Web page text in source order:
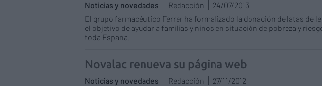
Noticias y novedades Redacción
24/07/2013
El grupo farmacéutico Ferrer ha formalizado la donación de latas de
el objetivo de ayudar a familias y niños en situación de pobreza y
toda España.
Novalac renueva su página web
Noticias y novedades Redacción
27/11/2012